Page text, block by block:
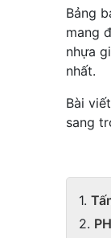
Bảng
mang
nhựa
nhất.
Bài
sang